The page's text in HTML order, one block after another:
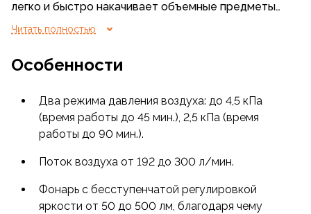
легко и быстро накачивает объемные предметы
вроде коврика или матраса, а кроме того,
который пригодится в кемпинге и любой другой
ситуации.
Читать полностью
Особенности
Два режима давления воздуха: до 4,5 кПа
(время работы до 45 мин.), 2,5 кПа (время
работы до 90 мин.).
Поток воздуха от 192 до 300 л/мин.
Фонарь с бесступенчатой регулировкой
яркости от 50 до 500 лм, благодаря чему